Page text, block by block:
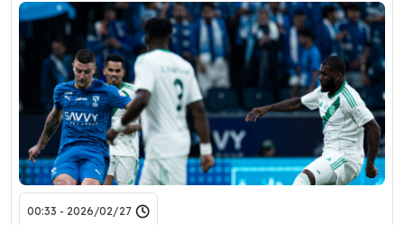
2026/02/27 - 00:33